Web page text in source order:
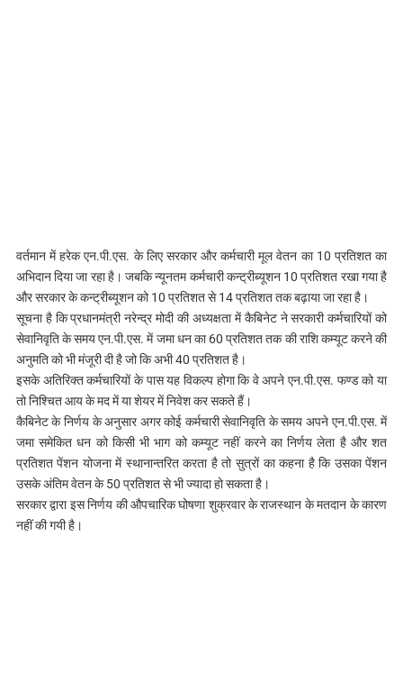
वर्तमान में हरेक एन.पी.एस. के लिए सरकार और कर्मचारी मूल वेतन का 10 प्रतिशत का
अभिदान दिया जा रहा है। जबकि न्यूनतम कर्मचारी कन्ट्रीब्यूशन 10 प्रतिशत रखा गया है
और सरकार के कन्ट्रीब्यूशन को 10 प्रतिशत से 14 प्रतिशत तक बढ़ाया जा रहा है।
सूचना है कि प्रधानमंत्री नरेन्द्र मोदी की अध्यक्षता में कैबिनेट ने सरकारी कर्मचारियों को
सेवानिवृति के समय एन.पी.एस. में जमा धन का 60 प्रतिशत तक की राशि कम्यूट करने की
अनुमति को भी मंजूरी दी है जो कि अभी 40 प्रतिशत है।
इसके अतिरिक्त कर्मचारियों के पास यह विकल्प होगा कि वे अपने एन.पी.एस. फण्ड को या
तो निश्चित आय के मद में या शेयर में निवेश कर सकते हैं।
कैबिनेट के निर्णय के अनुसार अगर कोई कर्मचारी सेवानिवृति के समय अपने एन.पी.एस. में
जमा समेकित धन को किसी भी भाग को कम्यूट नहीं करने का निर्णय लेता है और शत
प्रतिशत पेंशन योजना में स्था​नान्तरित करता है तो सुत्रों का कहना है कि उसका पेंशन
उसके अंतिम वेतन के 50 प्रतिशत से भी ज्यादा हो सकता है।
सरकार द्वारा इस निर्णय की औपचारिक घोषणा शुक्रवार के राजस्थान के मतदान के कारण
नहीं की गयी है।